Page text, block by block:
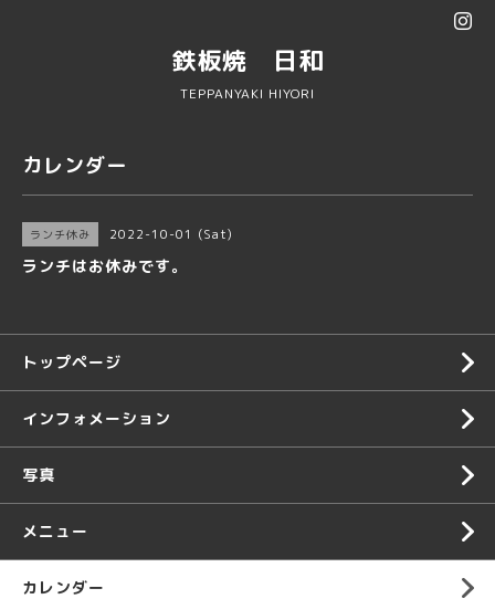
鉄板焼 日和
TEPPANYAKI HIYORI
カレンダー
ランチ休み 2022-10-01 (Sat)
ランチはお休みです。
トップページ
インフォメーション
写真
メニュー
カレンダー